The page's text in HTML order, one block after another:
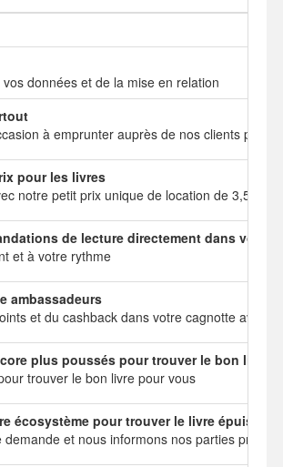
données et de la mise en relation
à emprunter auprès de nos clients
pour les livres
notre petit prix unique de location de 3,50
de lecture directement dans votre
et à votre rythme
ambassadeurs
et du cashback dans votre cagnotte avec
plus poussés pour trouver le bon livre
trouver le bon livre pour vous
écosystème pour trouver le livre épuisé
demande et nous informons nos parties